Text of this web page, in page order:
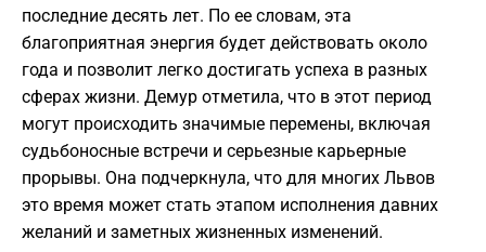
последние десять лет. По ее словам, эта
благоприятная энергия будет действовать около
года и позволит легко достигать успеха в разных
сферах жизни. Демур отметила, что в этот период
могут происходить значимые перемены, включая
судьбоносные встречи и серьезные карьерные
прорывы. Она подчеркнула, что для многих Львов
это время может стать этапом исполнения давних
желаний и заметных жизненных изменений.